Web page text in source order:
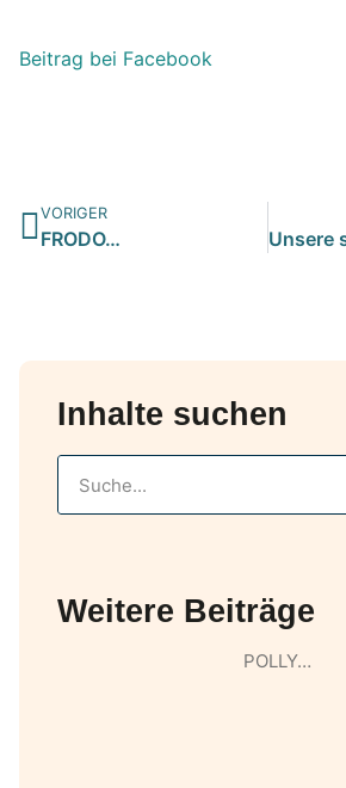
Beitrag bei Facebook
VORIGER
FRODO…
Inhalte suchen
Weitere Beiträge
POLLY…